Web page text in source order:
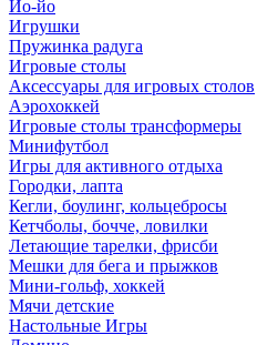
Йо-йо
Игрушки
Пружинка радуга
Игровые столы
Аксессуары для игровых столов
Аэрохоккей
Игровые столы трансформеры
Минифутбол
Игры для активного отдыха
Городки, лапта
Кегли, боулинг, кольцебросы
Кетчболы, бочче, ловилки
Летающие тарелки, фрисби
Мешки для бега и прыжков
Мини-гольф, хоккей
Мячи детские
Настольные Игры